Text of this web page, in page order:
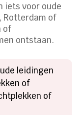
iets voor oude
Rotterdam of
of
ontstaan.
leidingen
of
of